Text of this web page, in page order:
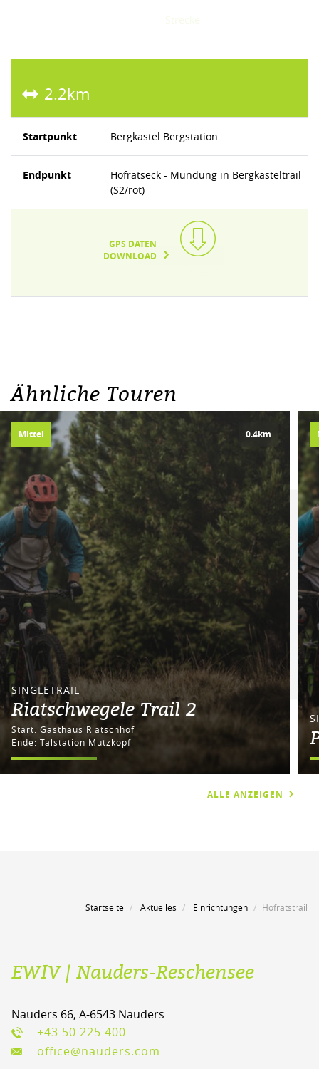
2.2km
Startpunkt Bergkastel Bergstation
Endpunkt
Hofratseck - Mündung in Bergkasteltrail
(S2/rot)
GPS DATEN
DOWNLOAD
Ähnliche Touren
Mittel 0.4km
SINGLETRAIL
Riatschwegele Trail 2
Start: Gasthaus Riatschhof
Ende: Talstation Mutzkopf
ALLE ANZEIGEN
Startseite Aktuelles Einrichtungen Hofratstrail
EWIV | Nauders-Reschensee
Nauders 66, A-6543 Nauders
+43 50 225 400
office@nauders.com